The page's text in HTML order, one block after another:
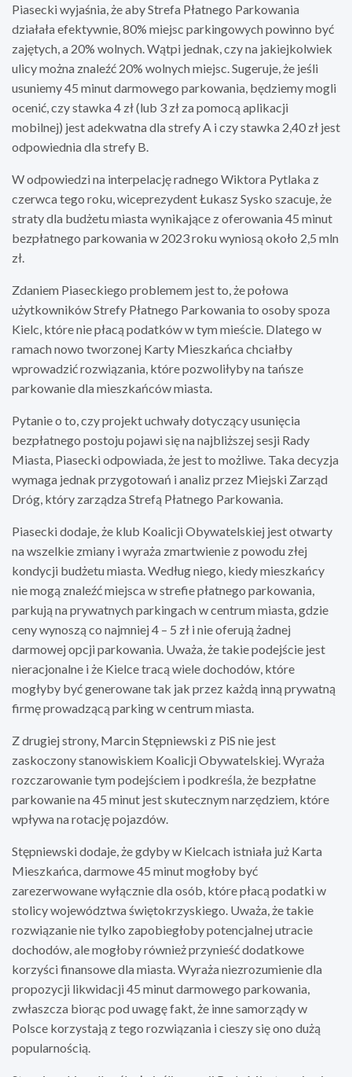
Piasecki wyjaśnia, że aby Strefa Płatnego Parkowania
działała efektywnie, 80% miejsc parkingowych powinno być
zajętych, a 20% wolnych. Wątpi jednak, czy na jakiejkolwiek
ulicy można znaleźć 20% wolnych miejsc. Sugeruje, że jeśli
usuniemy 45 minut darmowego parkowania, będziemy mogli
ocenić, czy stawka 4 zł (lub 3 zł za pomocą aplikacji
mobilnej) jest adekwatna dla strefy A i czy stawka 2,40 zł jest
odpowiednia dla strefy B.
W odpowiedzi na interpelację radnego Wiktora Pytlaka z
czerwca tego roku, wiceprezydent Łukasz Sysko szacuje, że
straty dla budżetu miasta wynikające z oferowania 45 minut
bezpłatnego parkowania w 2023 roku wyniosą około 2,5 mln
zł.
Zdaniem Piaseckiego problemem jest to, że połowa
użytkowników Strefy Płatnego Parkowania to osoby spoza
Kielc, które nie płacą podatków w tym mieście. Dlatego w
ramach nowo tworzonej Karty Mieszkańca chciałby
wprowadzić rozwiązania, które pozwoliłyby na tańsze
parkowanie dla mieszkańców miasta.
Pytanie o to, czy projekt uchwały dotyczący usunięcia
bezpłatnego postoju pojawi się na najbliższej sesji Rady
Miasta, Piasecki odpowiada, że jest to możliwe. Taka decyzja
wymaga jednak przygotowań i analiz przez Miejski Zarząd
Dróg, który zarządza Strefą Płatnego Parkowania.
Piasecki dodaje, że klub Koalicji Obywatelskiej jest otwarty
na wszelkie zmiany i wyraża zmartwienie z powodu złej
kondycji budżetu miasta. Według niego, kiedy mieszkańcy
nie mogą znaleźć miejsca w strefie płatnego parkowania,
parkują na prywatnych parkingach w centrum miasta, gdzie
ceny wynoszą co najmniej 4 – 5 zł i nie oferują żadnej
darmowej opcji parkowania. Uważa, że takie podejście jest
nieracjonalne i że Kielce tracą wiele dochodów, które
mogłyby być generowane tak jak przez każdą inną prywatną
firmę prowadzącą parking w centrum miasta.
Z drugiej strony, Marcin Stępniewski z PiS nie jest
zaskoczony stanowiskiem Koalicji Obywatelskiej. Wyraża
rozczarowanie tym podejściem i podkreśla, że bezpłatne
parkowanie na 45 minut jest skutecznym narzędziem, które
wpływa na rotację pojazdów.
Stępniewski dodaje, że gdyby w Kielcach istniała już Karta
Mieszkańca, darmowe 45 minut mogłoby być
zarezerwowane wyłącznie dla osób, które płacą podatki w
stolicy województwa świętokrzyskiego. Uważa, że takie
rozwiązanie nie tylko zapobiegłoby potencjalnej utracie
dochodów, ale mogłoby również przynieść dodatkowe
korzyści finansowe dla miasta. Wyraża niezrozumienie dla
propozycji likwidacji 45 minut darmowego parkowania,
zwłaszcza biorąc pod uwagę fakt, że inne samorządy w
Polsce korzystają z tego rozwiązania i cieszy się ono dużą
popularnością.